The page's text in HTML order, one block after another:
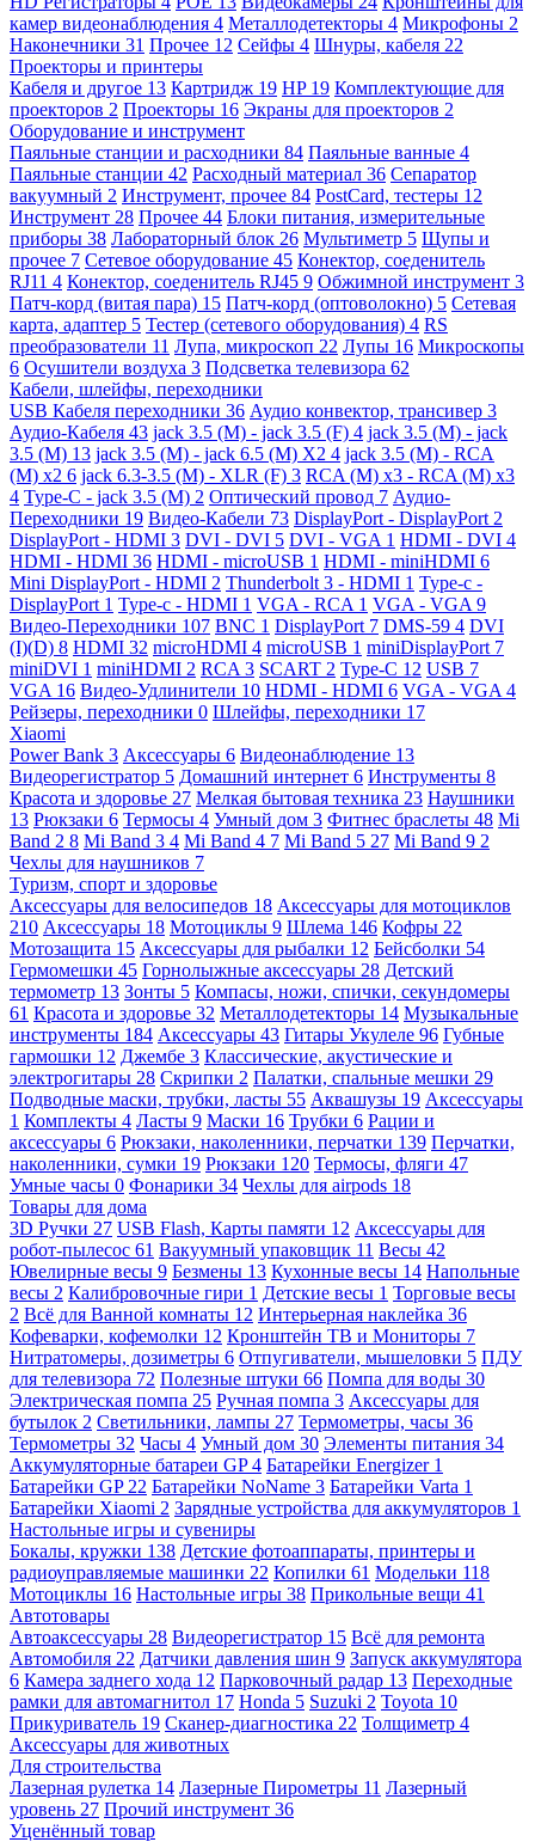
камер видеонаблюдения 4 Металлодетекторы 4 Микрофоны 2
Наконечники 31 Прочее 12 Сейфы 4 Шнуры, кабеля 22
Проекторы и принтеры
Кабеля и другое 13 Картридж 19 HP 19 Комплектующие для
проекторов 2 Проекторы 16 Экраны для проекторов 2
Оборудование и инструмент
Паяльные станции и расходники 84 Паяльные ванные 4
Паяльные станции 42 Расходный материал 36 Сепаратор
вакуумный 2 Инструмент, прочее 84 PostCard, тестеры 12
Инструмент 28 Прочее 44 Блоки питания, измерительные
приборы 38 Лабораторный блок 26 Мультиметр 5 Щупы и
прочее 7 Сетевое оборудование 45 Конектор, соеденитель
RJ11 4 Конектор, соеденитель RJ45 9 Обжимной инструмент 3
Патч-корд (витая пара) 15 Патч-корд (оптоволокно) 5 Сетевая
карта, адаптер 5 Тестер (сетевого оборудования) 4 RS
преобразователи 11 Лупа, микроскоп 22 Лупы 16 Микроскопы
6 Осушители воздуха 3 Подсветка телевизора 62
Кабели, шлейфы, переходники
USB Кабеля переходники 36 Аудио конвектор, трансивер 3
Аудио-Кабеля 43 jack 3.5 (M) - jack 3.5 (F) 4 jack 3.5 (M) - jack
3.5 (M) 13 jack 3.5 (M) - jack 6.5 (M) X2 4 jack 3.5 (M) - RCA
(M) x2 6 jack 6.3-3.5 (M) - XLR (F) 3 RCA (M) x3 - RCA (M) x3
4 Type-C - jack 3.5 (M) 2 Оптический провод 7 Аудио-
Переходники 19 Видео-Кабели 73 DisplayPort - DisplayPort 2
DisplayPort - HDMI 3 DVI - DVI 5 DVI - VGA 1 HDMI - DVI 4
HDMI - HDMI 36 HDMI - microUSB 1 HDMI - miniHDMI 6
Mini DisplayPort - HDMI 2 Thunderbolt 3 - HDMI 1 Type-c -
DisplayPort 1 Type-c - HDMI 1 VGA - RCA 1 VGA - VGA 9
Видео-Переходники 107 BNC 1 DisplayPort 7 DMS-59 4 DVI
(I)(D) 8 HDMI 32 microHDMI 4 microUSB 1 miniDisplayPort 7
miniDVI 1 miniHDMI 2 RCA 3 SCART 2 Type-C 12 USB 7
VGA 16 Видео-Удлинители 10 HDMI - HDMI 6 VGA - VGA 4
Рейзеры, переходники 0 Шлейфы, переходники 17
Xiaomi
Power Bank 3 Аксессуары 6 Видеонаблюдение 13
Видеорегистратор 5 Домашний интернет 6 Инструменты 8
Красота и здоровье 27 Мелкая бытовая техника 23 Наушники
13 Рюкзаки 6 Термосы 4 Умный дом 3 Фитнес браслеты 48 Mi
Band 2 8 Mi Band 3 4 Mi Band 4 7 Mi Band 5 27 Mi Band 9 2
Чехлы для наушников 7
Туризм, спорт и здоровье
Аксессуары для велосипедов 18 Аксессуары для мотоциклов
210 Аксессуары 18 Мотоциклы 9 Шлема 146 Кофры 22
Мотозащита 15 Аксессуары для рыбалки 12 Бейсболки 54
Гермомешки 45 Горнолыжные аксессуары 28 Детский
термометр 13 Зонты 5 Компасы, ножи, спички, секундомеры
61 Красота и здоровье 32 Металлодетекторы 14 Музыкальные
инструменты 184 Аксессуары 43 Гитары Укулеле 96 Губные
гармошки 12 Джембе 3 Классические, акустические и
электрогитары 28 Скрипки 2 Палатки, спальные мешки 29
Подводные маски, трубки, ласты 55 Аквашузы 19 Аксессуары
1 Комплекты 4 Ласты 9 Маски 16 Трубки 6 Рации и
аксессуары 6 Рюкзаки, наколенники, перчатки 139 Перчатки,
наколенники, сумки 19 Рюкзаки 120 Термосы, фляги 47
Умные часы 0 Фонарики 34 Чехлы для airpods 18
Товары для дома
3D Ручки 27 USB Flash, Карты памяти 12 Аксессуары для
робот-пылесос 61 Вакуумный упаковщик 11 Весы 42
Ювелирные весы 9 Безмены 13 Кухонные весы 14 Напольные
весы 2 Калибровочные гири 1 Детские весы 1 Торговые весы
2 Всё для Ванной комнаты 12 Интерьерная наклейка 36
Кофеварки, кофемолки 12 Кронштейн ТВ и Мониторы 7
Нитратомеры, дозиметры 6 Отпугиватели, мышеловки 5 ПДУ
для телевизора 72 Полезные штуки 66 Помпа для воды 30
Электрическая помпа 25 Ручная помпа 3 Аксессуары для
бутылок 2 Светильники, лампы 27 Термометры, часы 36
Термометры 32 Часы 4 Умный дом 30 Элементы питания 34
Аккумуляторные батареи GP4 Батарейки Energizer 1
Батарейки GP 22 Батарейки NoName 3 Батарейки Varta 1
Батарейки Xiaomi 2 Зарядные устройства для аккумуляторов 1
Настольные игры и сувениры
Бокалы, кружки 138 Детские фотоаппараты, принтеры и
радиоуправляемые машинки 22 Копилки 61 Модельки 118
Мотоциклы 16 Настольные игры 38 Прикольные вещи 41
Автотовары
Автоаксессуары 28 Видеорегистратор 15 Всё для ремонта
Автомобиля 22 Датчики давления шин 9 Запуск аккумулятора
6 Камера заднего хода 12 Парковочный радар 13 Переходные
рамки для автомагнитол 17 Honda 5 Suzuki 2 Toyota 10
Прикуриватель 19 Сканер-диагностика 22 Толщиметр 4
Аксессуары для животных
Для строительства
Лазерная рулетка 14 Лазерные Пирометры 11 Лазерный
уровень 27 Прочий инструмент 36
Уценённый товар